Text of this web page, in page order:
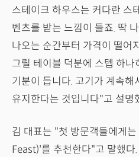
스테이크 하우스는 커다란 스
벤츠를 받는 느낌이 들죠. 딱
나오는 순간부터 가격이 떨어
그릴 테이블 덕분에 스텝 하나
기분이 듭니다. 고기가 계속해
유지한다는 것입니다"고 설명
김 대표는 "첫 방문객들에게
Feast)'를 추천한다"고 말했다